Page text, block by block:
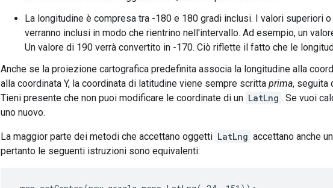
La longitudine è compresa tra -180 e 180 gradi inclusi. I valori superiori
verranno inclusi in modo che rientrino nell'intervallo. Ad esempio, un
Un valore di 190 verrà convertito in -170. Ciò riflette il fatto che le
Anche se la proiezione cartografica predefinita associa la longitudine alla
alla coordinata Y, la coordinata di latitudine viene sempre scritta prima, seguita
Tieni presente che non puoi modificare le coordinate di un LatLng . Se vuoi
uno nuovo.
La maggior parte dei metodi che accettano oggetti LatLng accettano anche
pertanto le seguenti istruzioni sono equivalenti: